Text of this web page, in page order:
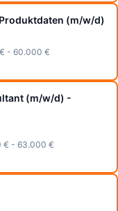
(m/w/d)
- 60.000 €
(m/w/d) -
€ - 63.000 €